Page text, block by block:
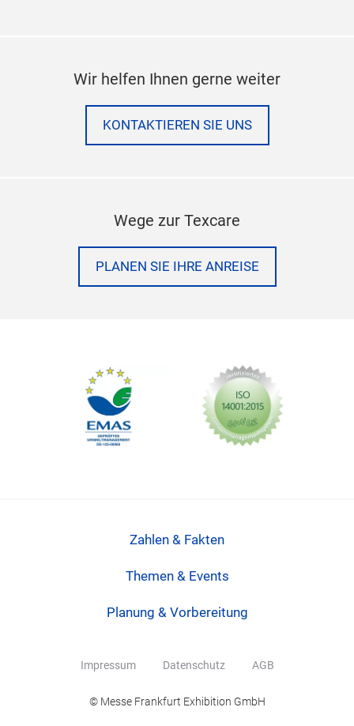
Wir helfen Ihnen gerne weiter
KONTAKTIEREN SIE UNS
Wege zur Texcare
PLANEN SIE IHRE ANREISE
Zahlen & Fakten
Themen & Events
Planung & Vorbereitung
Impressum Datenschutz AGB
© Messe Frankfurt Exhibition GmbH